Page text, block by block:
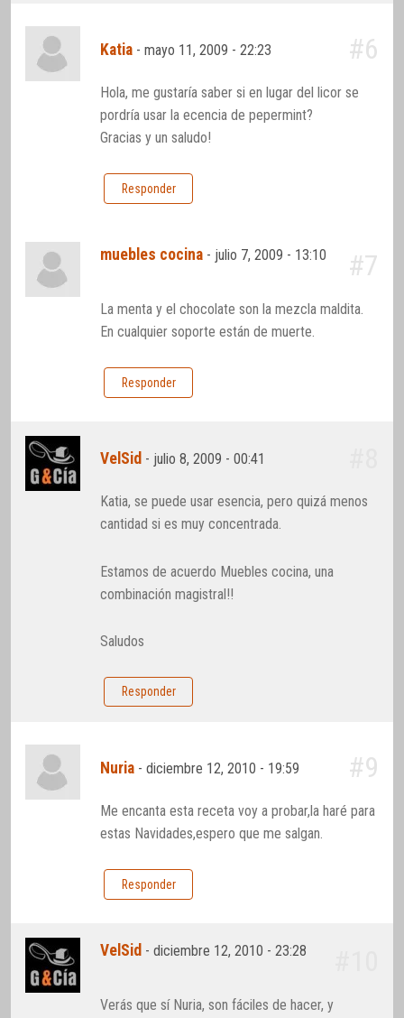
Katia -mayo 11, 2009 - 22:23 #6
Hola, me gustaría saber si en lugar del licor se
pordría usar la ecencia de pepermint?
Gracias y un saludo!
Responder
muebles cocina - julio 7, 2009 - 13:10 #7
La menta y el chocolate son la mezcla maldita.
En cualquier soporte están de muerte.
Responder
VelSid - julio 8, 2009 - 00:41
Katia, se puede usar esencia, pero quizá menos
cantidad si es muy concentrada.
Estamos de acuerdo Muebles cocina, una
combinación magistral!!
Saludos
Responder
Nuria -diciembre 12, 2010 - 19:59 #9
Me encanta esta receta voy a probar,la haré para
estas Navidades,espero que me salgan.
Responder
VelSid -diciembre 12, 2010 - 23:28
Verás que sí Nuria, son fáciles de hacer, y